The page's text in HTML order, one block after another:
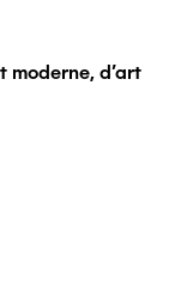
moderne, d'art